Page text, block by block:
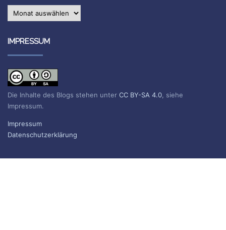
Archiv
IMPRESSUM
Die Inhalte des Blogs stehen unter CC BY-SA 4.0, siehe
Impressum.
Impressum
Datenschutzerklärung